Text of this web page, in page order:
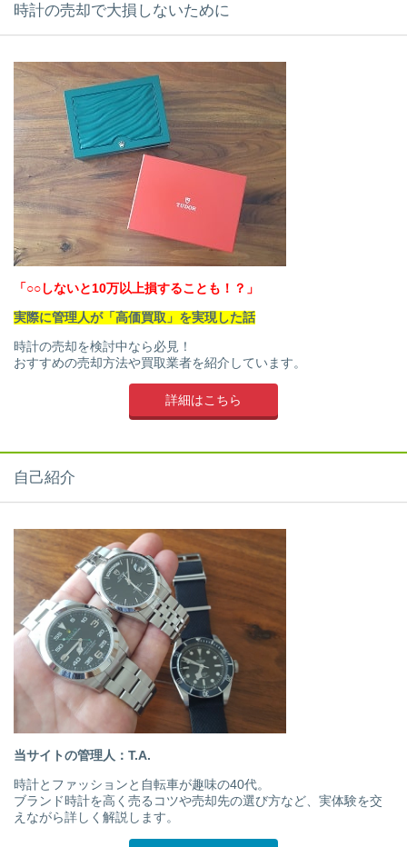
時計の売却で大損しないために
「○○しないと10万以上損することも！？」
実際に管理人が「高価買取」を実現した話
時計の売却を検討中なら必見！
おすすめの売却方法や買取業者を紹介しています。
詳細はこちら
自己紹介
当サイトの管理人：T.A.
時計とファッションと自転車が趣味の40代。
ブランド時計を高く売るコツや売却先の選び方など、実体験を交
えながら詳しく解説します。